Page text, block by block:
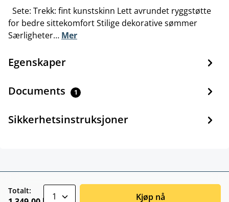
Sete: Trekk: fint kunstskinn Lett avrundet ryggstøtte
for bedre sittekomfort Stilige dekorative sømmer
Særligheter… Mer
Egenskaper
Documents 1
Sikkerhetsinstruksjoner
Totalt:
Kjøp nå